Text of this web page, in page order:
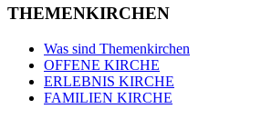
THEMENKIRCHEN
Was sind Themenkirchen
OFFENE KIRCHE
ERLEBNIS KIRCHE
FAMILIEN KIRCHE